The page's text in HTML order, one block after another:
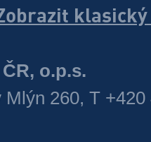
o.p.s.
260, T +420